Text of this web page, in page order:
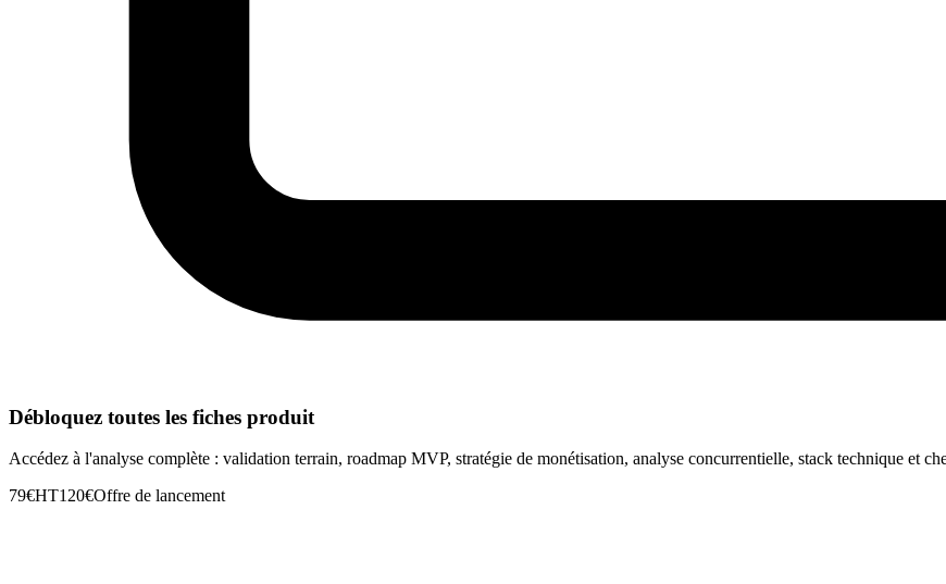
Débloquez toutes les fiches produit
Accédez à l'analyse complète : validation terrain, roadmap MVP, stratégie de monétisation, analyse concurrentielle, stack technique et
79€HT120€Offre de lancement